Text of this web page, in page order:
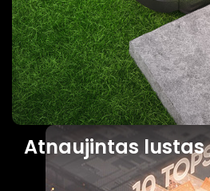
Atnaujintas lustas